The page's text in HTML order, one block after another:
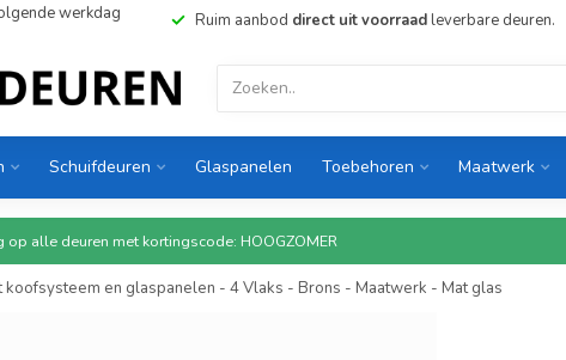
werkdag Ruim aanbod direct uit voorraadleverbare deuren.
Schuifdeuren Glaspanelen Toebehoren Maatwerk
alle deuren met kortingscode: HOOGZOMER
en glaspanelen - 4 Vlaks - Brons - Maatwerk - Mat glas